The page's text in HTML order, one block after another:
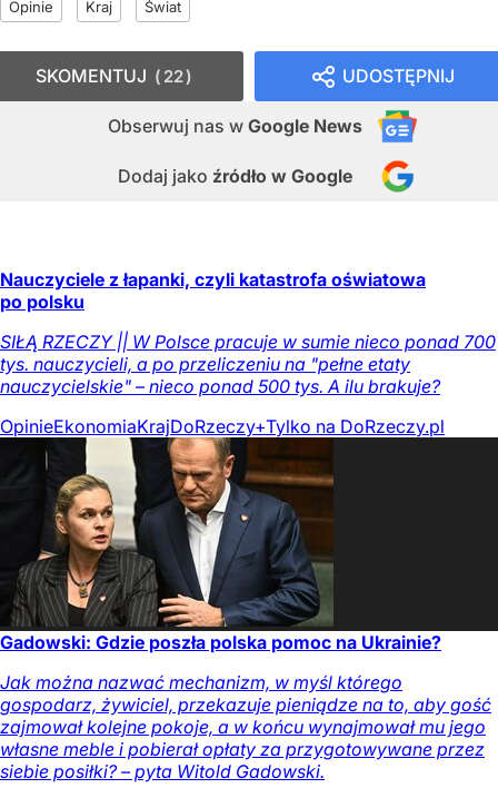
Opinie Kraj Świat
UDOSTĘPNIJ
Obserwuj nas w Google News
Dodaj jako źródło w Google
SKOMENTUJ 22
Nauczyciele z łapanki, czyli katastrofa oświatowa
po polsku
SIŁĄ RZECZY || W Polsce pracuje w sumie nieco ponad 700
tys. nauczycieli, a po przeliczeniu na "pełne etaty
nauczycielskie" – nieco ponad 500 tys. A ilu brakuje?
OpinieEkonomiaKrajDoRzeczy+Tylko na DoRzeczy.pl
Gadowski: Gdzie poszła polska pomoc na Ukrainie?
Jak można nazwać mechanizm, w myśl którego
gospodarz, żywiciel, przekazuje pieniądze na to, aby gość
zajmował kolejne pokoje, a w końcu wynajmował mu jego
własne meble i pobierał opłaty za przygotowywane przez
siebie posiłki? – pyta Witold Gadowski.